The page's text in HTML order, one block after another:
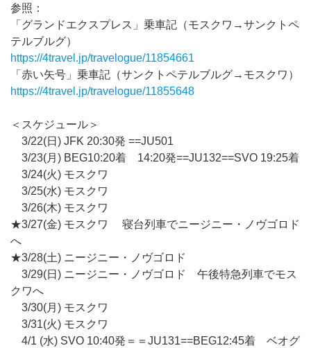
参照：
「グランドエクスプレス」乗車記（モスクワ→サンクトペ
テルブルグ）
https://4travel.jp/travelogue/11854661
「赤い矢号」乗車記（サンクトペテルブルグ→モスクワ）
https://4travel.jp/travelogue/11855648
＜スケジュール＞
3/22(日) JFK 20:30発 ==JU501
3/23(月) BEG10:20着 14:20発==JU132==SVO 19:25着
3/24(火) モスクワ
3/25(水) モスクワ
3/26(木) モスクワ
★3/27(金) モスクワ 寝台列車でニージニー・ノヴゴロド
へ
★3/28(土) ニージニー・ノヴゴロド
3/29(日) ニージニー・ノヴゴロド 午後特急列車でモス
クワへ
3/30(月) モスクワ
3/31(火) モスクワ
4/1 (水) SVO 10:40発＝＝JU131==BEG12:45着 ベオグ